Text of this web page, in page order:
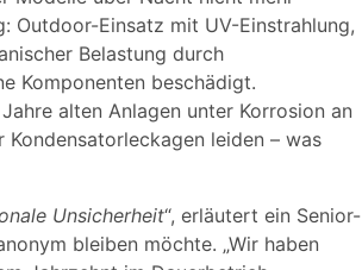
Outdoor-Einsatz mit UV-Einstrahlung,
Belastung durch
Komponenten beschädigt.
alten Anlagen unter Korrosion an
leiden – was
Unsicherheit“, erläutert ein Senior-
bleiben möchte. „Wir haben